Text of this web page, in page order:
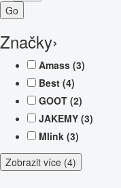
Go
Značky›
Amass (3)
Best (4)
GOOT (2)
JAKEMY (3)
Mlink (3)
Zobrazit více (4)